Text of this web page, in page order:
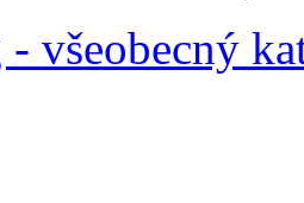
všeobecný